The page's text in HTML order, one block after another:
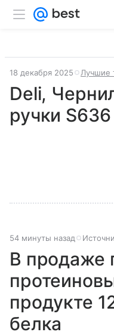
18 декабря 2025 Лучшие
Deli,
ручки S636
54 минуты назад
В продаже
продукте
белка